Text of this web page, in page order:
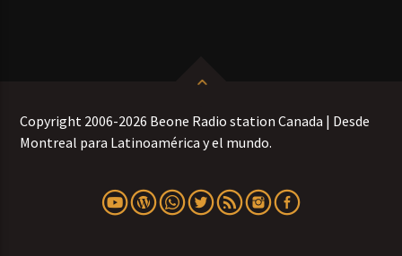
Copyright 2006-2026 Beone Radio station Canada | Desde
Montreal para Latinoamérica y el mundo.